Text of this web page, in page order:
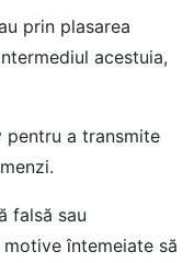
prin plasarea
acestuia,
pentru a transmite
falsă sau
întemeiate să